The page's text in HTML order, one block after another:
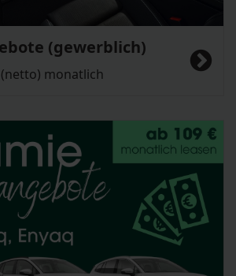
(gewerblich)
monatlich